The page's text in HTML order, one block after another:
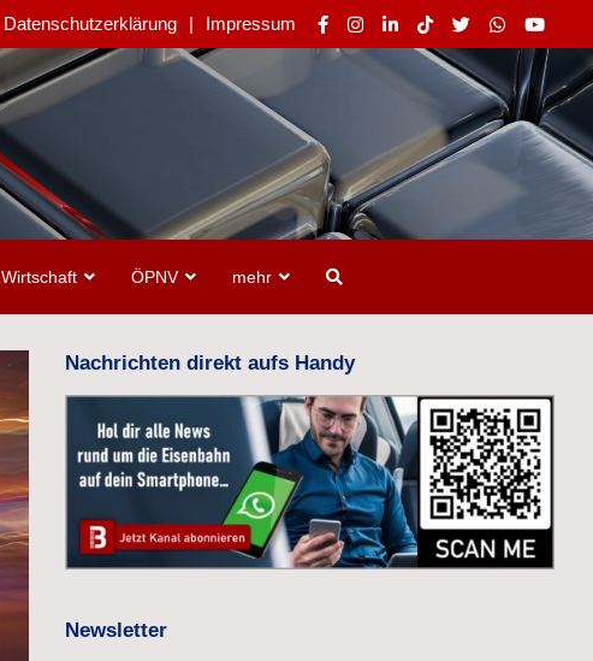
Datenschutzerklärung Impressum
Wirtschaft ÖPNV mehr
Nachrichten direkt aufs Handy
Newsletter